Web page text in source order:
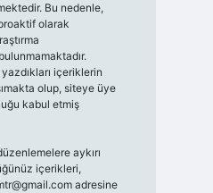
Bu nedenle,
olarak
içeriklerin
olup, siteye üye
kabul etmiş
aykırı
içerikleri,
adresine